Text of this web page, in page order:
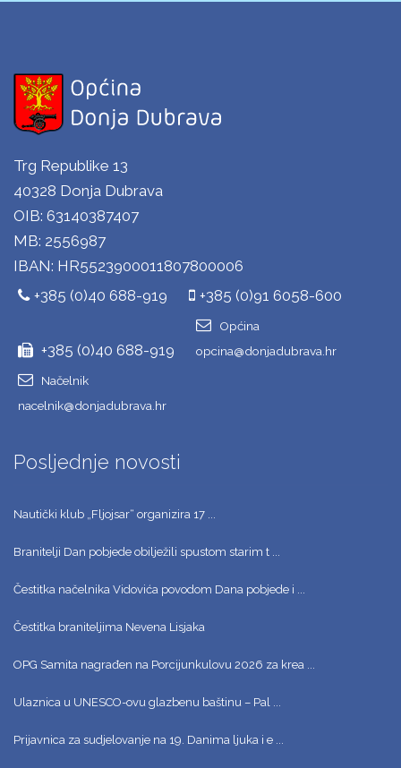
Trg Republike 13
40328 Donja Dubrava
OIB: 63140387407
MB: 2556987
IBAN: HR5523900011807800006
+385 (0)40 688-919
+385 (0)91 6058-600
+385 (0)40 688-919
Općina
opcina@donjadubrava.hr
Načelnik
nacelnik@donjadubrava.hr
Posljednje novosti
Nautički klub „Fljojsar“ organizira 17 ...
Branitelji Dan pobjede obilježili spustom starim t ...
Čestitka načelnika Vidovića povodom Dana pobjede i ...
Čestitka braniteljima Nevena Lisjaka
OPG Samita nagrađen na Porcijunkulovu 2026 za krea ...
Ulaznica u UNESCO-ovu glazbenu baštinu – Pal ...
Prijavnica za sudjelovanje na 19. Danima ljuka i e ...